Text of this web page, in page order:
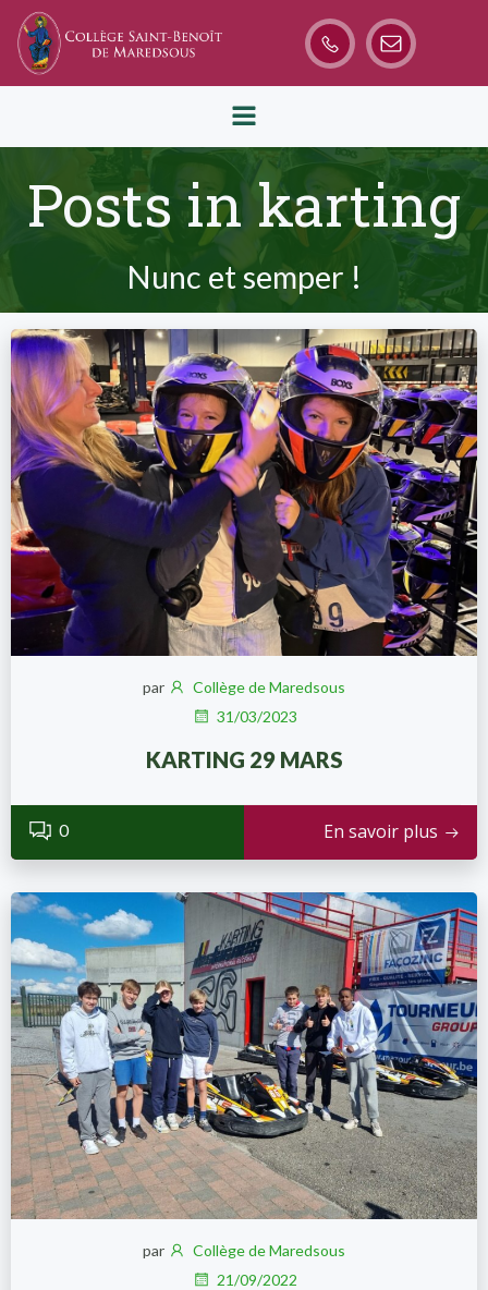
Posts in karting
Nunc et semper !
par
Collège de Maredsous
31/03/2023
KARTING 29 MARS
0 En savoir plus
par
Collège de Maredsous
21/09/2022